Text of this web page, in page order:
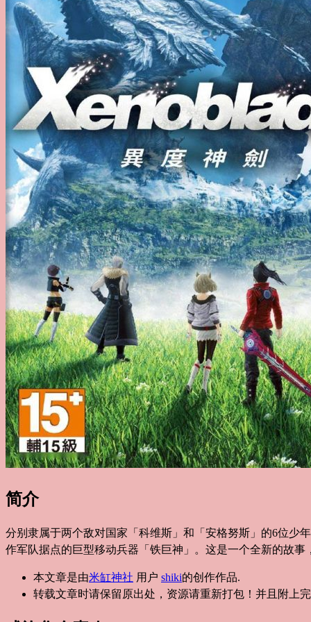
简介
分别隶属于两个敌对国家「科维斯」和「安格努斯」的6位少
作军队据点的巨型移动兵器「铁巨神」。这是一个全新的故
本文章是由米缸神社 用户 shiki的创作作品.
转载文章时请保留原出处，资源请重新打包！并且附上